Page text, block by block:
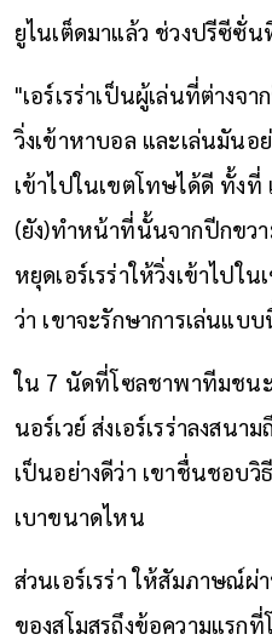
ยูไนเต็ดมาแล้ว ช่วงปรีซีซั่
"เอร์เรร่าเป็นผู้เล่นที่ต่างจ
วิ่งเข้าหาบอล และเล่นมันอ
เข้าไปในเขตโทษได้ดี ทั้งที่
(ยัง)ทำหน้าที่นั้นจากปีกขวา
หยุดเอร์เรร่าให้วิ่งเข้าไปใ
ว่า เขาจะรักษาการเล่นแบบ
ใน 7 นัดที่โซลชาพาทีมชน
นอร์เวย์ ส่งเอร์เรร่าลงสน
เป็นอย่างดีว่า เขาชื่นชอบวิ
เบาขนาดไหน
ส่วนเอร์เรร่า ให้สัมภาษณ์ผ่
ของสโมสรถึงข้อความแรก